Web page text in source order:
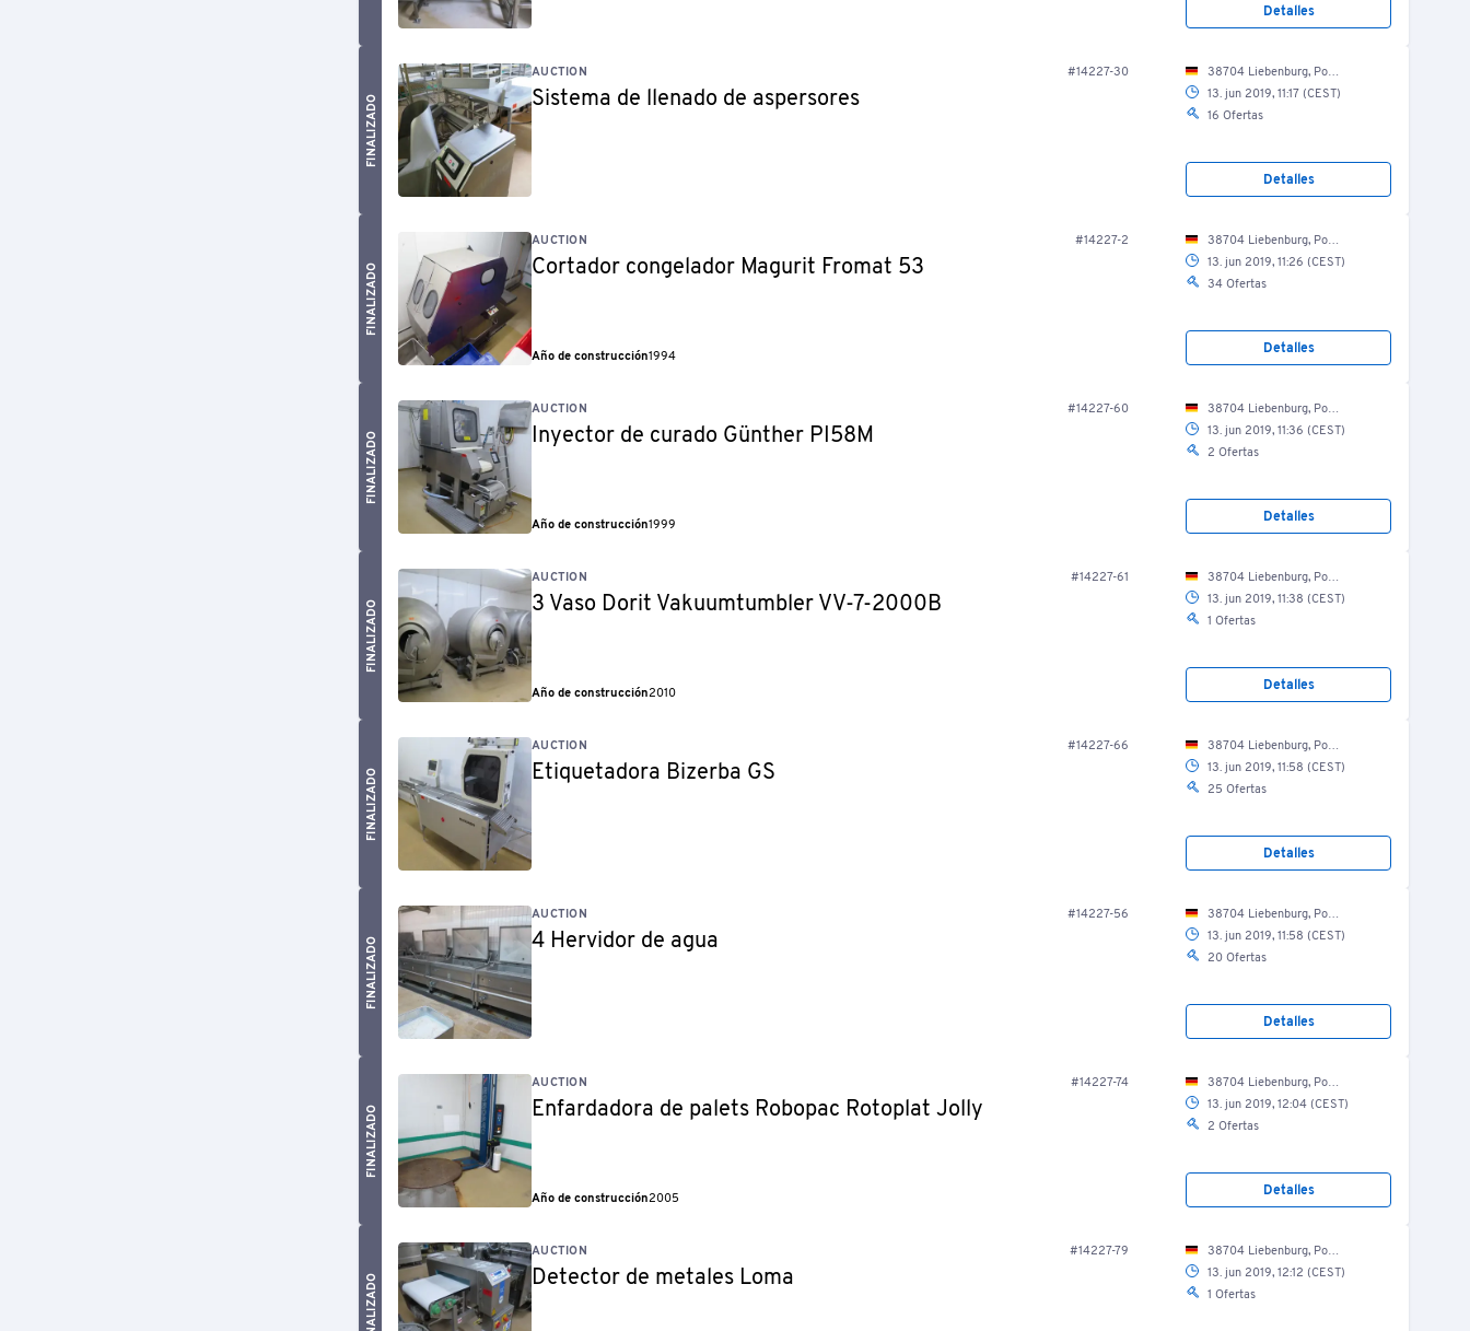
Detalles
FINALIZADO
AUCTION #14227-30
Sistema de llenado de aspersores
38704 Liebenburg, Posthof 8/ Produktion/ Aspik
13. jun 2019, 11:17 (CEST)
16 Ofertas
Detalles
FINALIZADO
AUCTION #14227-2
Cortador congelador Magurit Fromat 53
Año de construcción1994
38704 Liebenburg, Posthof 8/ Produktion/ Zerlegung
13. jun 2019, 11:26 (CEST)
34 Ofertas
Detalles
FINALIZADO
AUCTION #14227-60
Inyector de curado Günther PI58M
Año de construcción1999
38704 Liebenburg, Posthof 8/ Produktion/ Pökelraum
13. jun 2019, 11:36 (CEST)
2 Ofertas
Detalles
FINALIZADO
AUCTION #14227-61
3 Vaso Dorit Vakuumtumbler VV-7-2000B
Año de construcción2010
38704 Liebenburg, Posthof 8/ Produktion/ Pökelraum
13. jun 2019, 11:38 (CEST)
1 Ofertas
Detalles
FINALIZADO
AUCTION #14227-66
Etiquetadora Bizerba GS
38704 Liebenburg, Posthof 8/ Produktion/ Konfektionierung
13. jun 2019, 11:58 (CEST)
25 Ofertas
Detalles
FINALIZADO
AUCTION #14227-56
4 Hervidor de agua
38704 Liebenburg, Posthof 8/ Produktion/ Kochraum 2
13. jun 2019, 11:58 (CEST)
20 Ofertas
Detalles
FINALIZADO
AUCTION #14227-74
Enfardadora de palets Robopac Rotoplat Jolly
Año de construcción2005
38704 Liebenburg, Posthof 8/ Produktion/ Konfektionierung
13. jun 2019, 12:04 (CEST)
2 Ofertas
Detalles
FINALIZADO
AUCTION #14227-79
Detector de metales Loma
38704 Liebenburg, Posthof 8/ Produktion/ Verpackung
13. jun 2019, 12:12 (CEST)
1 Ofertas